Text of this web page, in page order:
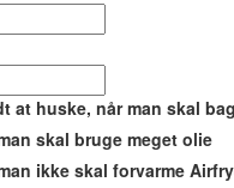
at huske, når man skal
skal bruge meget olie
ikke skal forvarme